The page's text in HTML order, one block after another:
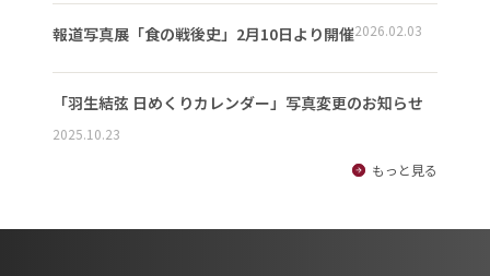
報道写真展「食の戦後史」2月10日より開催2026.02.03
「羽生結弦 日めくりカレンダー」写真変更のお知らせ
2025.10.23
もっと見る